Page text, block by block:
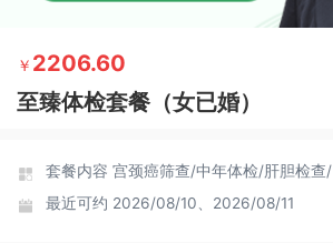
￥ 2206.60
至臻体检套餐（女已婚）
套餐内容 宫颈癌筛查/中年体检/肝胆检查/
最近可约 2026/08/10、2026/08/11